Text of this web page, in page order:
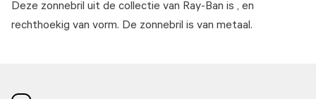
Deze zonnebril uit de collectie van Ray-Ban is , en
rechthoekig van vorm. De zonnebril is van metaal.